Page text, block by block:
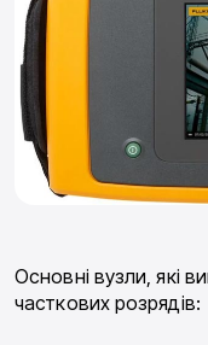
Основні вузли, які
часткових розрядів: